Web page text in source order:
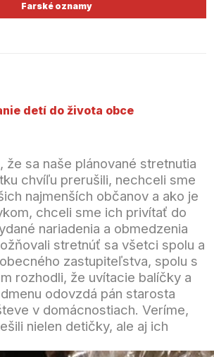
Farské oznamy
detí do života obce
že sa naše plánované stretnutia
chvíľu prerušili, nechceli sme
najmenších občanov a ako je
chceli sme ich privítať do
nariadenia a obmedzenia
stretnúť sa všetci spolu a
zastupiteľstva, spolu s
rozhodli, že uvítacie balíčky a
odovzdá pán starosta
v domácnostiach. Veríme,
nielen detičky, ale aj ich